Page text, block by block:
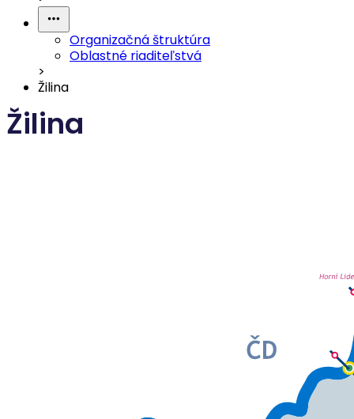
Organizačná štruktúra
Oblastné riaditeľstvá
>
Žilina
Žilina